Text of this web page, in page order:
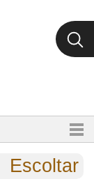
Escoltar